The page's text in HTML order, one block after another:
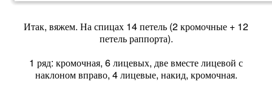
Итак, вяжем. На спицах 14 петель (2 кромочные + 12
петель раппорта).
1 ряд: кромочная, 6 лицевых, две вместе лицевой с
наклоном вправо, 4 лицевые, накид, кромочная.